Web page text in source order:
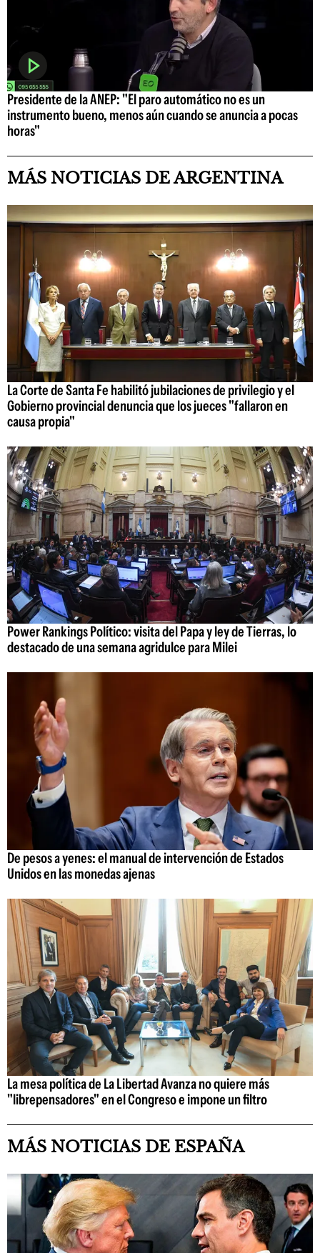
Presidente de la ANEP: "El paro automático no es un
instrumento bueno, menos aún cuando se anuncia a pocas
horas"
MÁS NOTICIAS DE ARGENTINA
La Corte de Santa Fe habilitó jubilaciones de privilegio y el
Gobierno provincial denuncia que los jueces "fallaron en
causa propia"
Power Rankings Político: visita del Papa y ley de Tierras, lo
destacado de una semana agridulce para Milei
De pesos a yenes: el manual de intervención de Estados
Unidos en las monedas ajenas
La mesa política de La Libertad Avanza no quiere más
"librepensadores" en el Congreso e impone un filtro
MÁS NOTICIAS DE ESPAÑA